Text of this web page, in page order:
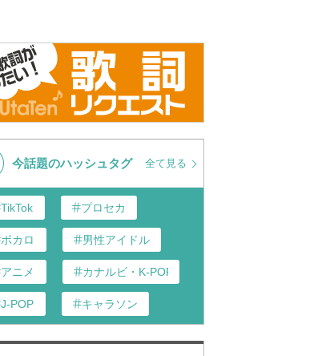
今話題のハッシュタグ 全て見る
TikTok プロセカ
ボカロ 男性アイドル
アニメ カナルビ・K-POP和訳
J-POP キャラソン